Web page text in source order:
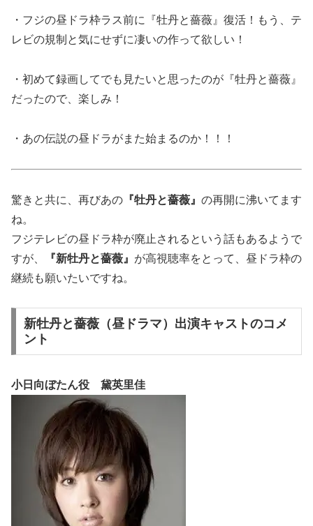
・フジの昼ドラ枠ラス前に『牡丹と薔薇』復活！もう、テ
レビの規制と気にせずに凄いの作って欲しい！
・初めて録画してでも見たいと思ったのが『牡丹と薔薇』
だったので、楽しみ！
・あの伝説の昼ドラがまた始まるのか！！！
驚きと共に、再びあの 『牡丹と薔薇』 の再開に沸いてます
ね。
フジテレビの昼ドラ枠が廃止される という話もあるようで
すが、
『新牡丹と薔薇』 が高視聴率をとって、昼ドラ枠の
継続も願いたいですね。
新牡丹と薔薇（昼ドラマ）出演キャストのコメ
ント
小日向ぼたん役 黛英里佳